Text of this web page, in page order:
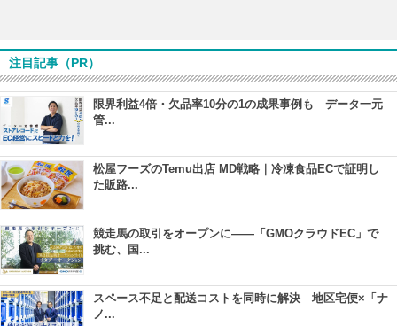
注目記事（PR）
限界利益4倍・欠品率10分の1の成果事例も データ一元
管...
松屋フーズのTemu出店 MD戦略｜冷凍食品ECで証明し
た販路...
競走馬の取引をオープンに――「GMOクラウドEC」で
挑む、国...
スペース不足と配送コストを同時に解決 地区宅便×「ナ
ノ...